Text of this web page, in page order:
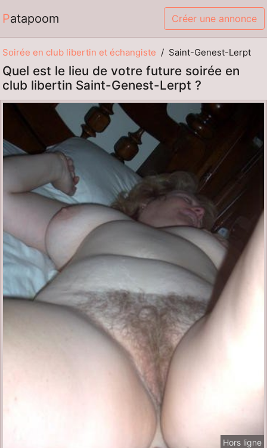
Patapoom Créer une annonce
Soirée en club libertin et échangiste Saint-Genest-Lerpt
Quel est le lieu de votre future soirée en
club libertin Saint-Genest-Lerpt ?
Hors ligne